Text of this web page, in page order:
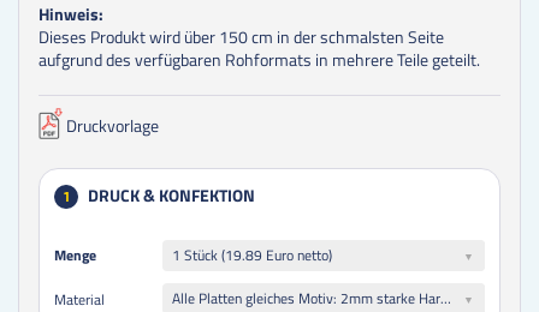
Hinweis:
Dieses Produkt wird über 150 cm in der schmalsten Seite
aufgrund des verfügbaren Rohformats in mehrere Teile geteilt.
Druckvorlage
1 DRUCK & KONFEKTION
Menge 1 Stück (19.89 Euro netto)
Menge
Material Alle Platten gleiches Motiv: 2mm starke Hartschaumplatte weiß - hochwertiger Plattendirektdruck